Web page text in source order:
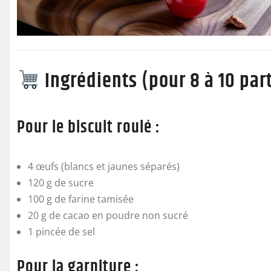
Ingrédients (pour 8 à 10
Pour le biscuit roulé :
4 œufs (blancs et jaunes séparés)
120 g de sucre
100 g de farine tamisée
20 g de cacao en poudre non sucré
1 pincée de sel